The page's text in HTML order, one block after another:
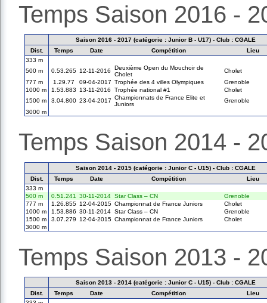
Temps Saison 2016 -
Saison 2016 - 2017 (catégorie : Junior B - U17) - Club : CGALE
Dist.
Temps Date Compétition
Lieu
333 m
500 m
0.53.265 12-11-2016
Deuxième Open du Mouchoir de
Cholet
Cholet
777 m
1.29.77 09-04-2017 Trophée des 4 villes Olympiques
Grenoble
1000 m
1.53.883 13-11-2016 Trophée national #1
Cholet
1500 m
3.04.800 23-04-2017 Championnats de France Elite et
Juniors
Grenoble
3000 m
Temps Saison 2014 -
Saison 2014 - 2015 (catégorie : Junior C - U15) - Club : CGALE
Dist.
Temps Date Compétition
Lieu
333 m
500 m
0.51.241 30-11-2014 Star Class – CN
Grenoble
777 m
1.26.855 12-04-2015 Championnat de France Juniors
Cholet
1000 m
1.53.886 30-11-2014 Star Class – CN
Grenoble
1500 m
3.07.279 12-04-2015 Championnat de France Juniors
Cholet
3000 m
Temps Saison 2013 -
Saison 2013 - 2014 (catégorie : Junior C - U15) - Club : CGALE
Dist.
Temps Date Compétition
Lieu